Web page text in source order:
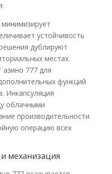
устойчивость
дублируют
местах.
азино 777 для
функций
Инкапсуляция
облачными
производительности
операцию всех
механизация